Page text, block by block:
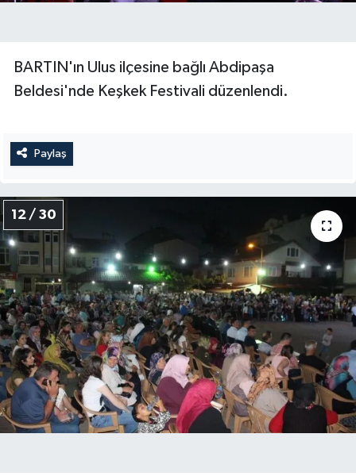
BARTIN'ın Ulus ilçesine bağlı Abdipaşa
Beldesi'nde Keşkek Festivali düzenlendi.
Paylaş
12 / 30